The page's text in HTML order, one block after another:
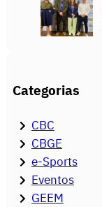
Categorias
CBC
CBGE
e-Sports
Eventos
GEEM